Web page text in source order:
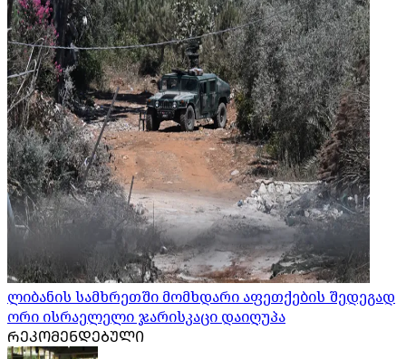
ლიბანის სამხრეთში მომხდარი აფეთქების შედეგად
ორი ისრაელელი ჯარისკაცი დაიღუპა
ᲠᲔᲙᲝᲛᲔᲜᲓᲔᲑᲣᲚᲘ